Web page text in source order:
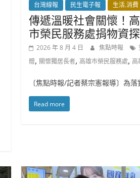
台灣線報 民生電子報 生活.消費
傳遞溫暖社會關懷！
市榮民服務處捐物資
2026 年 8 月 4 日 焦點時報
贈, 關懷獨居長者,高雄市榮民服務處,高
〔焦點時報/記者蔡宗憲報導〕為
Read more